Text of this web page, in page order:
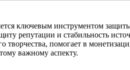
ключевым инструментом
репутации и стабильность
помогает в
важному аспекту.